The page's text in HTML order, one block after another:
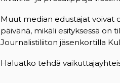
Muut median edustajat voivat
päivänä, mikäli esityksessä on
Journalistiliiton jäsenkortilla
Haluatko tehdä